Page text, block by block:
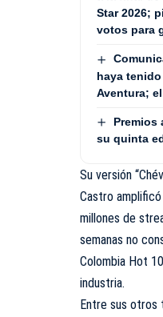
Star 2026;
votos para
haya
Aventura;
Premios
su quinta
Su versión
Castro
millones de
semanas no
Colombia Hot
industria.
Entre sus otros